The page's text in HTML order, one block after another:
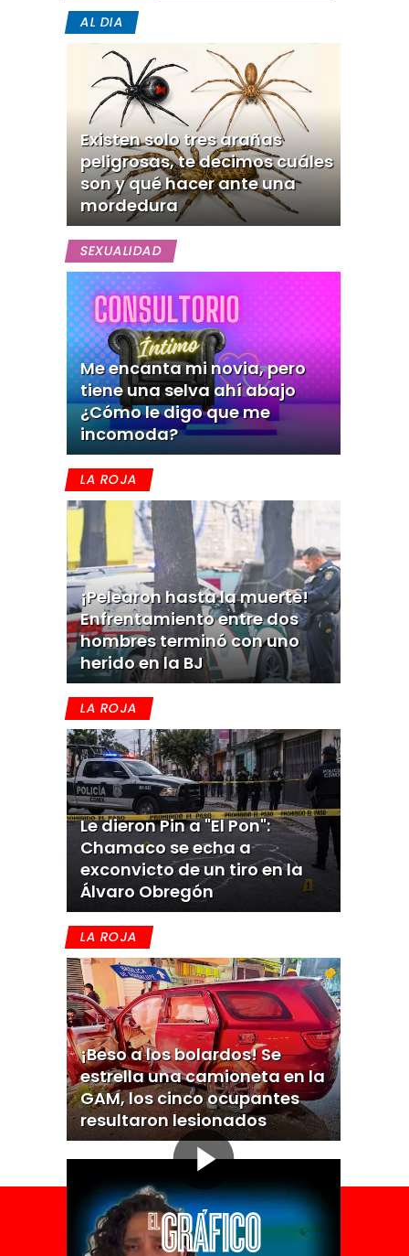
AL DIA
Existen solo tres arañas
peligrosas, te decimos cuáles
son y qué hacer ante una
mordedura
SEXUALIDAD
Me encanta mi novia, pero
tiene una selva ahí abajo
¿Cómo le digo que me
incomoda?
LA ROJA
¡Pelearon hasta la muerte!
Enfrentamiento entre dos
hombres terminó con uno
herido en la BJ
LA ROJA
Le dieron Pin a "El Pon":
Chamaco se echa a
exconvicto de un tiro en la
Álvaro Obregón
LA ROJA
¡Beso a los bolardos! Se
estrella una camioneta en la
GAM, los cinco ocupantes
resultaron lesionados